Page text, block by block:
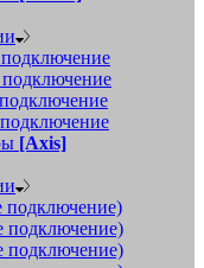
[Axis]
подключение)
подключение)
подключение)